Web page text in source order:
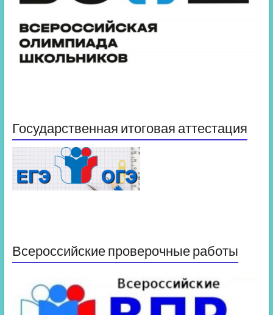
Государственная итоговая аттестация
Всероссийские проверочные работы